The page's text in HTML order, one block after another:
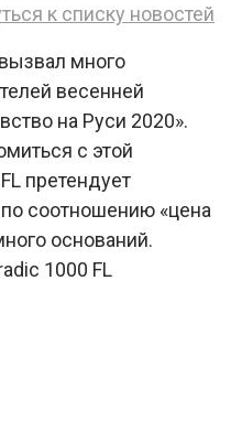
к списку новостей
много
весенней
на Руси 2020».
с этой
претендует
соотношению «цена
оснований.
1000 FL